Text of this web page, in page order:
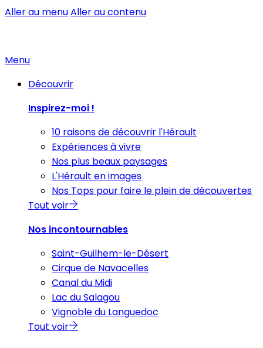
Aller au menuAller au contenu
Menu
Découvrir
Inspirez-moi !
10 raisons de découvrir l'Hérault
Expériences à vivre
Nos plus beaux paysages
L'Hérault en images
Nos Tops pour faire le plein de découvertes
Tout voir
Nos incontournables
Saint-Guilhem-le-Désert
Cirque de Navacelles
Canal du Midi
Lac du Salagou
Vignoble du Languedoc
Tout voir